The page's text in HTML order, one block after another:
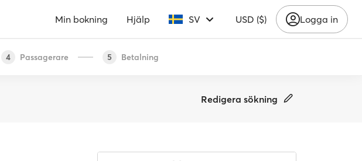
Min bokning Hjälp SV USD ($) Logga in
4 Passagerare 5 Betalning
Redigera sökning